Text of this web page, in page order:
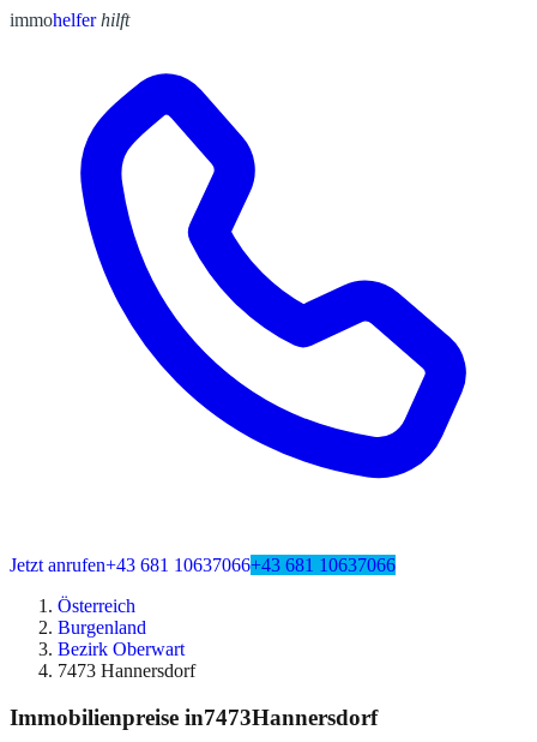
immohelfer hilft
Jetzt anrufen+43 681 10637066+43 681 10637066
Österreich
Burgenland
Bezirk Oberwart
7473 Hannersdorf
Immobilienpreise in7473Hannersdorf